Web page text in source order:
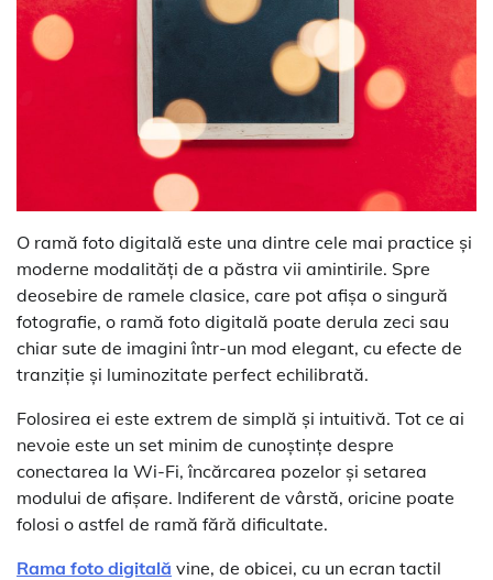
O ramă foto digitală este una dintre cele mai practice și
moderne modalități de a păstra vii amintirile. Spre
deosebire de ramele clasice, care pot afișa o singură
fotografie, o ramă foto digitală poate derula zeci sau
chiar sute de imagini într-un mod elegant, cu efecte de
tranziție și luminozitate perfect echilibrată.
Folosirea ei este extrem de simplă și intuitivă. Tot ce ai
nevoie este un set minim de cunoștințe despre
conectarea la Wi-Fi, încărcarea pozelor și setarea
modului de afișare. Indiferent de vârstă, oricine poate
folosi o astfel de ramă fără dificultate.
Rama foto digitală vine, de obicei, cu un ecran tactil